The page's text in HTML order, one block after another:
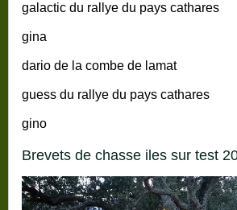
galactic du rallye du pays cathares
gina
dario de la combe de lamat
guess du rallye du pays cathares
gino
brevets de chasse iles sur test